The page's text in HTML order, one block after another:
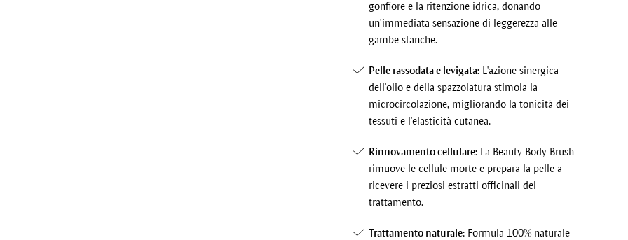
gonfiore e la ritenzione idrica, donando
un’immediata sensazione di leggerezza alle
gambe stanche.
Pelle rassodata e levigata:L'azione sinergica
dell'olio e della spazzolatura stimola la
microcircolazione, migliorando la tonicità dei
tessuti e l'elasticità cutanea.
Rinnovamento cellulare:La Beauty Body Brush
rimuove le cellule morte e prepara la pelle a
ricevere i preziosi estratti officinali del
trattamento.
Trattamento naturale:Formula 100% naturale